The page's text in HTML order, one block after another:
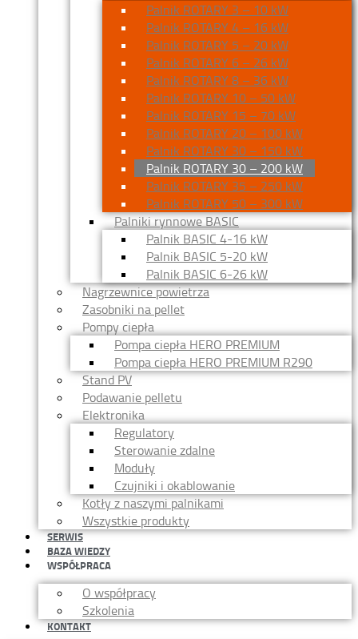
Palnik ROTARY 3 – 10 kW
Palnik ROTARY 4 – 16 kW
Palnik ROTARY 5 – 20 kW
Palnik ROTARY 6 – 26 kW
Palnik ROTARY 8 – 36 kW
Palnik ROTARY 10 – 50 kW
Palnik ROTARY 15 – 70 kW
Palnik ROTARY 20 – 100 kW
Palnik ROTARY 30 – 150 kW
Palnik ROTARY 30 – 200 kW
Palnik ROTARY 35 – 250 kW
Palnik ROTARY 50 – 300 kW
Palniki rynnowe BASIC
Palnik BASIC 4-16 kW
Palnik BASIC 5-20 kW
Palnik BASIC 6-26 kW
Nagrzewnice powietrza
Zasobniki na pellet
Pompy ciepła
Pompa ciepła HERO PREMIUM
Pompa ciepła HERO PREMIUM R290
Stand PV
Podawanie pelletu
Elektronika
Regulatory
Sterowanie zdalne
Moduły
Czujniki i okablowanie
Kotły z naszymi palnikami
Wszystkie produkty
SERWIS
BAZA WIEDZY
WSPÓŁPRACA
O współpracy
Szkolenia
KONTAKT